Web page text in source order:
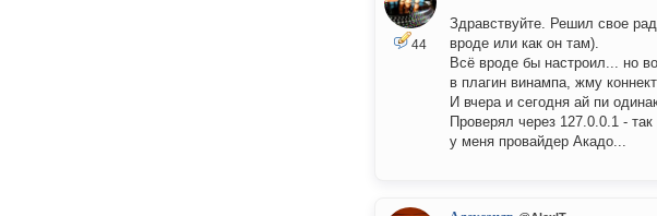
44
Здравствуйте. Решил свое
вроде или как он там).
Всё вроде бы настроил... но
в плагин винампа, жму
И вчера и сегодня ай пи
Проверял через 127.0.0.1 -
у меня провайдер Акадо...